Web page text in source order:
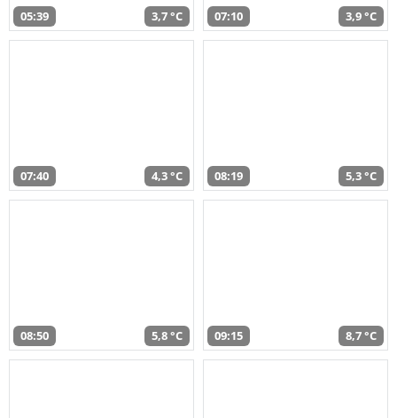
05:39 3,7 °C 07:10 3,9 °C
07:40 4,3 °C 08:19 5,3 °C
08:50 5,8 °C 09:15 8,7 °C